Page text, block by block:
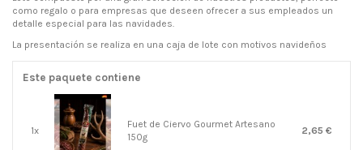
como regalo o para empresas que deseen ofrecer a sus empleados un
detalle especial para las navidades.
La presentación se realiza en una caja de lote con motivos navideños
Este paquete contiene
1x
Fuet de Ciervo Gourmet Artesano
150g
2,65 €